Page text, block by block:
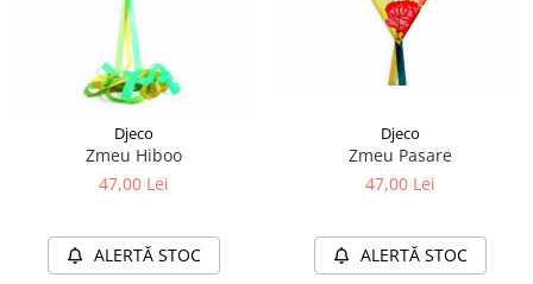
Djeco
Zmeu Hiboo
47,00 Lei
ALERTĂ STOC
Djeco
Zmeu Pasare
47,00 Lei
ALERTĂ STOC